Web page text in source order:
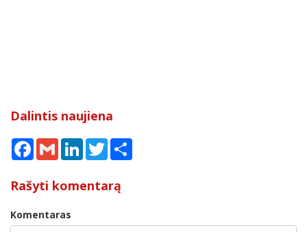
Dalintis naujiena
FacebookGmail LinkedInTwitter
Rašyti komentarą
Komentaras